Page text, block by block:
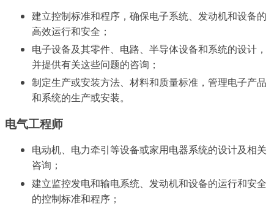
建立控制标准和程序，确保电子系统、发动机和设备的
高效运行和安全；
电子设备及其零件、电路、半导体设备和系统的设计，
并提供有关这些问题的咨询；
制定生产或安装方法、材料和质量标准，管理电子产品
和系统的生产或安装。
电气工程师
电动机、电力牵引等设备或家用电器系统的设计及相关
咨询；
建立监控发电和输电系统、发动机和设备的运行和安全
的控制标准和程序；